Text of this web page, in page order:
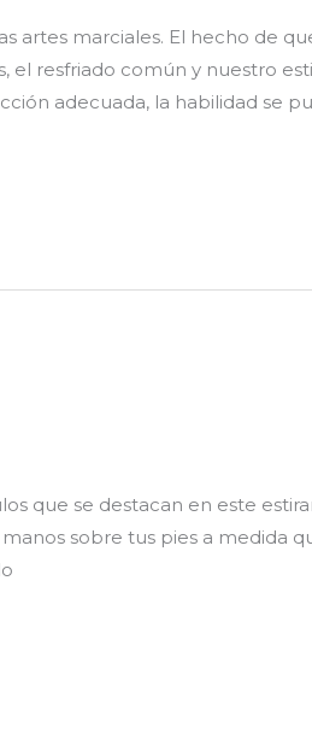
artes marciales. El hecho de
el resfriado común y nuestro
adecuada, la habilidad se
que se destacan en este
sobre tus pies a medida